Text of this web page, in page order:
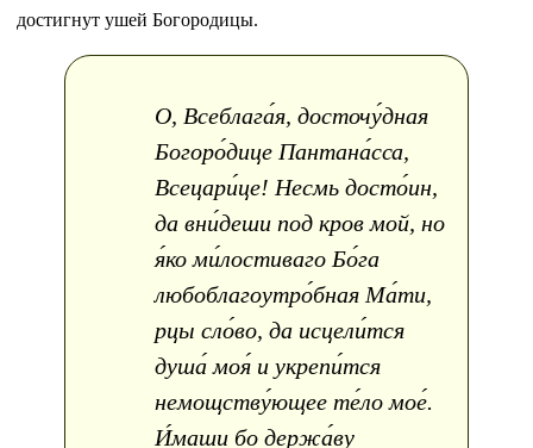
достигнут ушей Богородицы.
О, Всеблага́я, досточу́дная
Богоро́дице Пантана́сса,
Всецари́це! Несмь досто́ин,
да вни́деши под кров мой, но
я́ко ми́лостиваго Бо́га
любоблагоутро́бная Ма́ти,
рцы сло́во, да исцели́тся
душа́ моя́ и укрепи́тся
немощству́ющее те́ло мое́.
И́маши бо держа́ву